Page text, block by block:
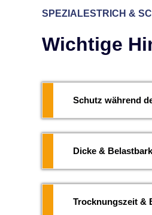
SPEZIALESTRICH &
Wichtige
Schutz während
Dicke &
Trocknungszeit &